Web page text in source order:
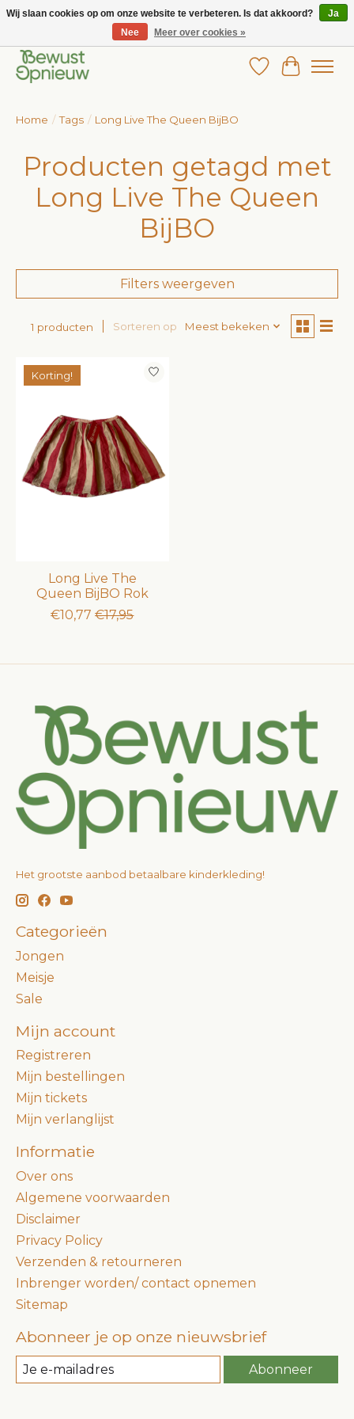
Wij bieden het grootste aanbod in betaalbare kinderkleding!
Verlanglijst
Home / Tags / Long Live The Queen BijBO
Producten getagd met
Long Live The Queen
BijBO
Filters weergeven
1 producten Sorteren op Meest bekeken
Korting!
Long Live The
Queen BijBO Rok
€10,77 €17,95
Het grootste aanbod betaalbare kinderkleding!
Categorieën
Jongen
Meisje
Sale
Mijn account
Registreren
Mijn bestellingen
Mijn tickets
Mijn verlanglijst
Informatie
Over ons
Algemene voorwaarden
Disclaimer
Privacy Policy
Verzenden & retourneren
Inbrenger worden/ contact opnemen
Sitemap
Abonneer je op onze nieuwsbrief
Abonneer
Wij slaan cookies op om onze website te verbeteren. Is dat akkoord?
Ja
Nee
Meer over cookies »